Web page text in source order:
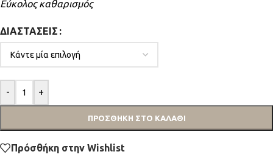
Εύκολος καθαρισμός
ΔΙΑΣΤΆΣΕΙΣ
- +
ΠΡΟΣΘΉΚΗ ΣΤΟ ΚΑΛΆΘΙ
Πρόσθήκη στην Wishlist